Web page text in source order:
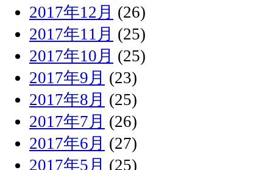
2017年12月 (26)
2017年11月 (25)
2017年10月 (25)
2017年9月 (23)
2017年8月 (25)
2017年7月 (26)
2017年6月 (27)
2017年5月 (25)